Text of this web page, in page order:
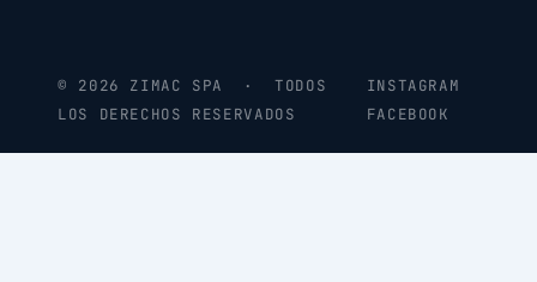
© 2026 ZIMAC SPA · TODOS
LOS DERECHOS RESERVADOS
INSTAGRAM
FACEBOOK